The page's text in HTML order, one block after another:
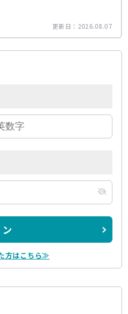
更新日： 2026.08.07
方はこちら≫